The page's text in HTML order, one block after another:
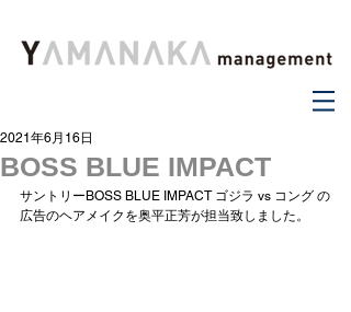
BOSS BLUE IMPACT
2021年6月16日
サントリーBOSS BLUE IMPACT ゴジラ vs コング の
広告のヘアメイクを奥平正芳が担当致しました。